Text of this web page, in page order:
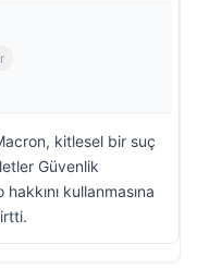
kitlesel bir suç
Güvenlik
kullanmasına